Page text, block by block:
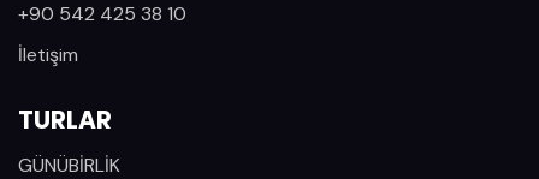
+90 542 425 38 10
İletişim
TURLAR
GÜNÜBİRLİK